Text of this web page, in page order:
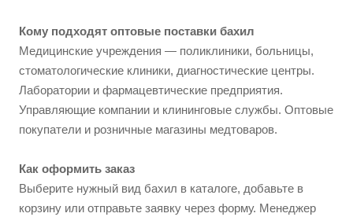
Кому подходят оптовые поставки бахил
Медицинские учреждения — поликлиники, больницы,
стоматологические клиники, диагностические центры.
Лаборатории и фармацевтические предприятия.
Управляющие компании и клининговые службы. Оптовые
покупатели и розничные магазины медтоваров.
Как оформить заказ
Выберите нужный вид бахил в каталоге, добавьте в
корзину или отправьте заявку через форму. Менеджер